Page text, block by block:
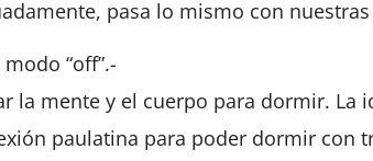
pasa lo mismo con
“off”.-
la mente y el cuerpo para dormir. La
paulatina para poder dormir con